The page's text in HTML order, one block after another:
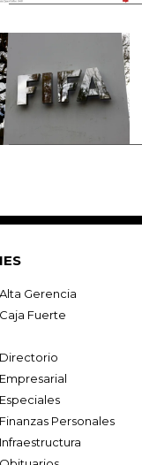
Alta Gerencia
Caja Fuerte
Directorio
Empresarial
Especiales
Finanzas Personales
Infraestructura